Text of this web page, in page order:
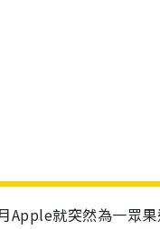
Apple就突然為一眾